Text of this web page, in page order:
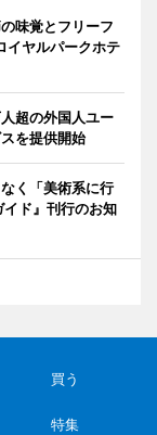
味覚とフリーフ
イヤルパークホテ
超の外国人ユー
を提供開始
く「美術系に行
ド』刊行のお知
買う
特集